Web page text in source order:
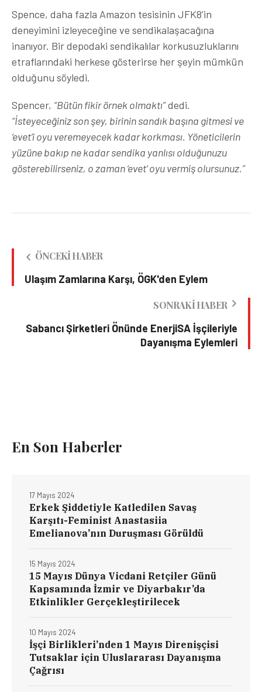
Spence, daha fazla Amazon tesisinin JFK8’in
deneyimini izleyeceğine ve sendikalaşacağına
inanıyor. Bir depodaki sendikalılar korkusuzluklarını
etraflarındaki herkese gösterirse her şeyin mümkün
olduğunu söyledi.
Spencer, “Bütün fikir örnek olmaktı”dedi.
“İsteyeceğiniz son şey, birinin sandık başına gitmesi ve
‘evet’i oyu veremeyecek kadar korkması. Yöneticilerin
yüzüne bakıp ne kadar sendika yanlısı olduğunuzu
gösterebilirseniz, o zaman ‘evet’ oyu vermiş olursunuz.”
ÖNCEKI HABER
Ulaşım Zamlarına Karşı, ÖGK'den Eylem
SONRAKI HABER
Sabancı Şirketleri Önünde EnerjiSA İşçileriyle
Dayanışma Eylemleri
En Son Haberler
Erkek Şiddetiyle Katledilen Savaş
Karşıtı-Feminist Anastasiia
Emelianova’nın Duruşması Görüldü
17 Mayıs 2024
15 Mayıs Dünya Vicdani Retçiler Günü
Kapsamında İzmir ve Diyarbakır’da
Etkinlikler Gerçekleştirilecek
15 Mayıs 2024
İşçi Birlikleri’nden 1 Mayıs Direnişçisi
Tutsaklar için Uluslararası Dayanışma
Çağrısı
10 Mayıs 2024